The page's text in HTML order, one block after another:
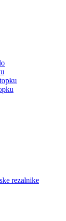
rezalnike